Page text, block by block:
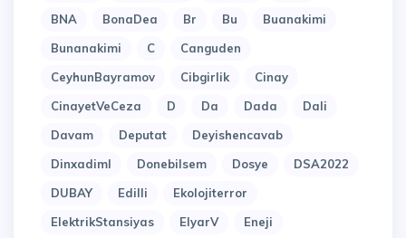
BNA
BonaDea Br Bu
Buanakimi
Bunanakimi
C
Canguden
CeyhunBayramov
Cibgirlik
Cinay
CinayetVeCeza
D Da Dada
Dali
Davam
Deputat
Deyishencavab
Dinxadiml
Donebilsem Dosye
DSA2022
DUBAY
Edilli
Ekolojiterror
ElektrikStansiyas
ElyarV
Eneji